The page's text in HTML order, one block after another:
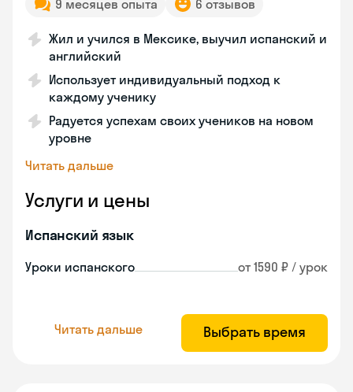
9 месяцев опыта
6 отзывов
Жил и учился в Мексике, выучил испанский и
английский
Использует индивидуальный подход к
каждому ученику
Радуется успехам своих учеников на новом
уровне
Читать дальше
Услуги и цены
Испанский язык
Уроки испанского от 1590 ₽ / урок
Читать дальше Выбрать время